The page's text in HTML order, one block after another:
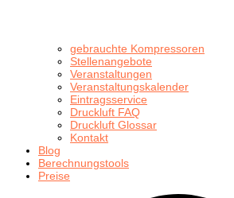
gebrauchte Kompressoren
Stellenangebote
Veranstaltungen
Veranstaltungskalender
Eintragsservice
Druckluft FAQ
Druckluft Glossar
Kontakt
Blog
Berechnungstools
Preise